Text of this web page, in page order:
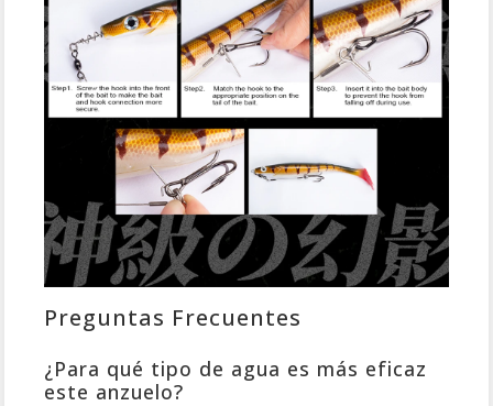
Preguntas Frecuentes
¿Para qué tipo de agua es más eficaz
este anzuelo?